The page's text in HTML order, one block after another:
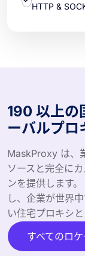
HTTP &
190 以上の
ーバルプロ
MaskProxy は、
ソースと完全に
ンを提供します
し、企業が世界
い住宅プロキシ
すべてのロ